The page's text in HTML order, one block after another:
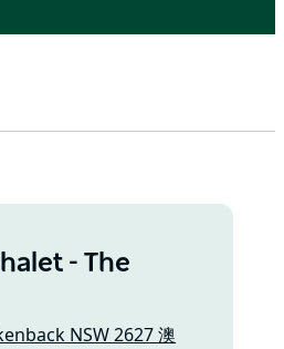
- The
NSW 2627 澳